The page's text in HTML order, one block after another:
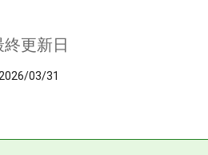
終更新日
03/31